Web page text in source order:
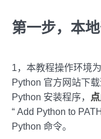
第一步，本
1，本教程操作环境
Python 官方网站下
Python 安装程序，
“ Add Python to
Python 命令。